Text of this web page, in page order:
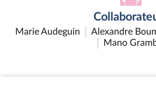
Marie Audeguin Alexandre
Mano